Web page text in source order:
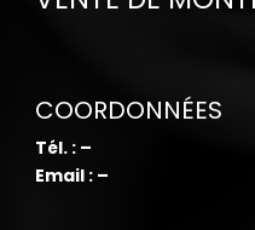
COORDONNÉES
Tél. : –
Email : –